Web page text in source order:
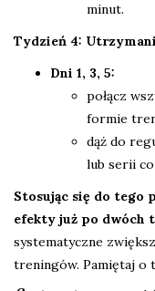
minut.
Tydzień 4:
Dni 1, 3, 5:
połącz
formie
dąż do
lub serii
Stosując się do tego
efekty już po dwóch
systematyczne
treningów. Pamiętaj o